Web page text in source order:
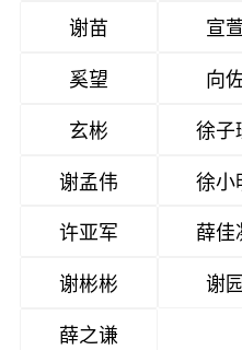
谢苗
宣
奚望
向
玄彬
徐子
谢孟伟
徐小
许亚军
薛佳
谢彬彬
谢
薛之谦